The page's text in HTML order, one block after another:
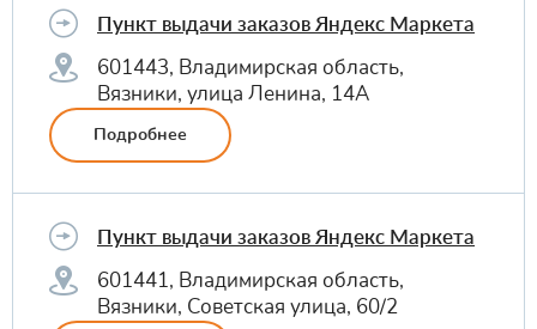
Пункт выдачи заказов Яндекс Маркета
601443, Владимирская область,
Вязники, улица Ленина, 14А
Подробнее
Пункт выдачи заказов Яндекс Маркета
601441, Владимирская область,
Вязники, Советская улица, 60/2